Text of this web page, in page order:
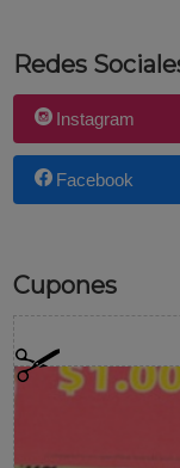
Redes
Instagram
Facebook
Cupones